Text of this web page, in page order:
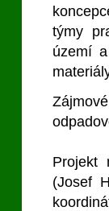
týmy
území
Projekt
(Josef